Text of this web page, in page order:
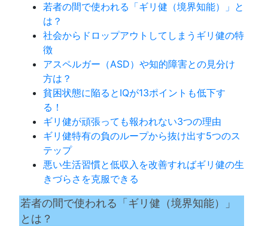
若者の間で使われる「ギリ健（境界知能）」と
は？
社会からドロップアウトしてしまうギリ健の特
徴
アスペルガー（ASD）や知的障害との見分け
方は？
貧困状態に陥るとIQが13ポイントも低下す
る！
ギリ健が頑張っても報われない3つの理由
ギリ健特有の負のループから抜け出す5つのス
テップ
悪い生活習慣と低収入を改善すればギリ健の生
きづらさを克服できる
若者の間で使われる「ギリ健（境界知能）」
とは？